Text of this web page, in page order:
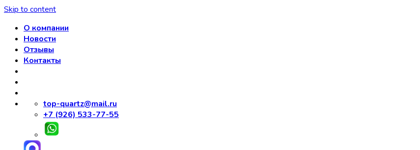
Skip to content
О компании
Новости
Отзывы
Контакты
top-quartz@mail.ru
+7 (926) 533-77-55